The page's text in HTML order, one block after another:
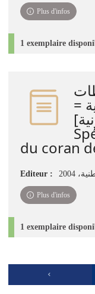
Plus d'infos
1 exemplaire
=
du coran
Editeur : 2004
Plus d'infos
1 exemplaire